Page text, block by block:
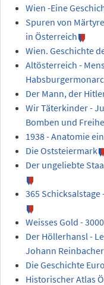
Wien -Eine
Spuren von
in Österreich
Wien. Geschichte
Altösterreich -
Der Mann, der
Wir Täterkinder -
Bomben und
1938 - Anatomie
Die Oststeiermark
Der ungeliebte
365
Weisses Gold -
Der Höllerhansl -
Johann
Die Geschichte
Historischer Atlas